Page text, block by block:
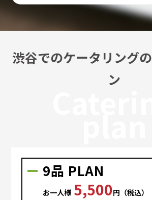
渋谷でのケータリング
ン
9品 PLAN
お⼀⼈様 5,500円（税込）